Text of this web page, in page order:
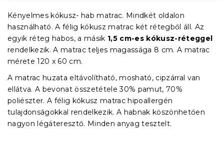
Kényelmes kókusz- hab matrac. Mindkét oldalon
használható. A félig kókusz matrac két rétegből áll. Az
egyik réteg habos, a másik 1,5 cm-es kókusz-réteggel
rendelkezik. A matrac teljes magassága 8 cm. A matrac
mérete 120 x 60 cm.
A matrac huzata eltávolítható, mosható, cipzárral van
ellátva. A bevonat összetétele 30% pamut, 70%
poliészter. A félig kókusz matrac hipoallergén
tulajdonságokkal rendelkezik. A habnak köszönhetően
nagyon légáteresztő. Minden anyag tesztelt.